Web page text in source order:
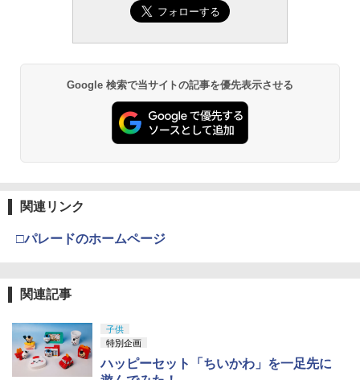
Google 検索で当サイトの記事を優先表示させる
関連リンク
□パレードのホームページ
関連記事
子供
特別企画
ハッピーセット「ちいかわ」を一足先に